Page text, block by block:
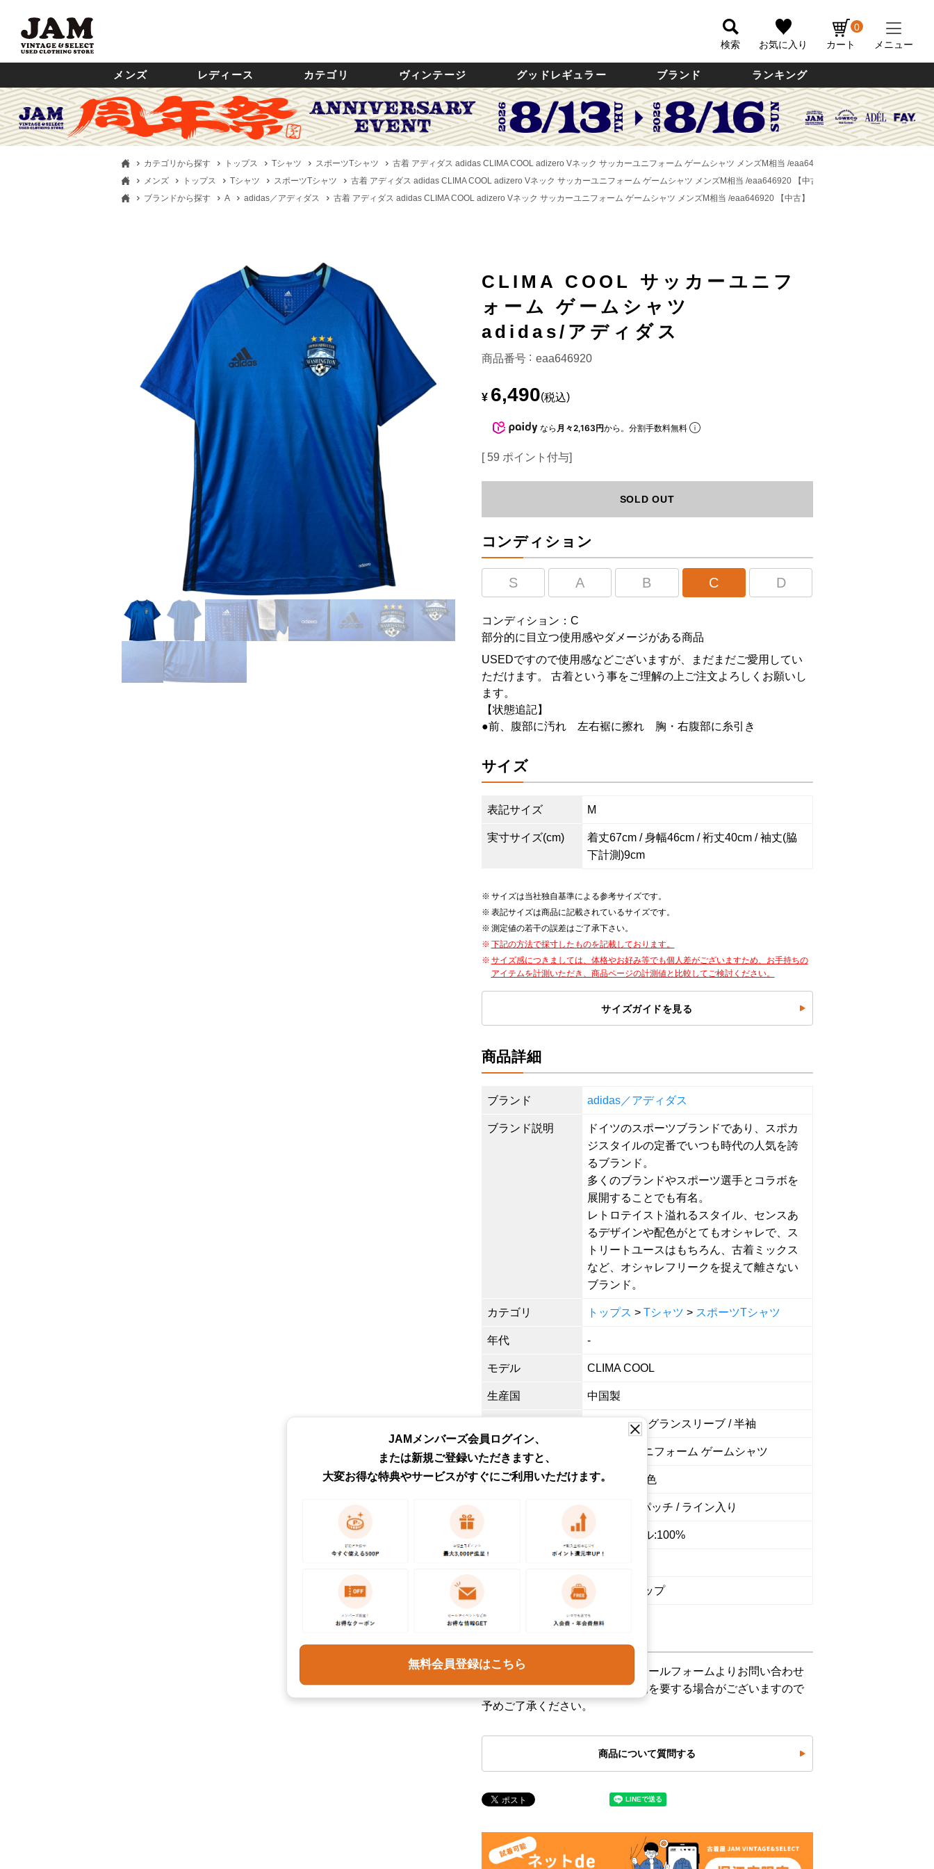
検索 お気に入り カート
0
メニュー
メンズ レディース カテゴリ ヴィンテージ グッドレギュラー ブランド ランキング
カテゴリから探す トップス Tシャツ スポーツTシャツ 古着 アディダス adidas CLIMA COOL adizero Vネック サッカーユニフォーム ゲームシャツ メンズM相当 /eaa646920 【中古】
メンズ
トップス Tシャツ スポーツTシャツ 古着 アディダス adidas CLIMA COOL adizero Vネック サッカーユニフォーム ゲームシャツ メンズM相当 /eaa646920 【中古】
ブランドから探す
A adidas／アディダス 古着 アディダス adidas CLIMA COOL adizero Vネック サッカーユニフォーム ゲームシャツ メンズM相当 /eaa646920 【中古】
CLIMA COOL サッカーユニフ
ォーム ゲームシャツ
adidas/アディダス
商品番号 eaa646920
¥ 6,490 税込
なら 月々2,163円から。分割手数料無料
[ 59 ポイント付与]
SOLD OUT
コンディション
S A B C D
コンディション：C
部分的に目立つ使用感やダメージがある商品
USEDですので使用感などございますが、まだまだご愛用してい
ただけます。 古着という事をご理解の上ご注文よろしくお願いし
ます。
【状態追記】
●前、腹部に汚れ 左右裾に擦れ 胸・右腹部に糸引き
サイズ
表記サイズ M
実寸サイズ(cm)
着丈67cm / 身幅46cm / 裄丈40cm / 袖丈(脇
下計測)9cm
サイズは当社独自基準による参考サイズです。
表記サイズは商品に記載されているサイズです。
測定値の若干の誤差はご了承下さい。
下記の方法で採寸したものを記載しております。
サイズ感につきましては、体格やお好み等でも個人差がございますため、お手持ちの
アイテムを計測いただき、商品ページの計測値と比較してご検討ください。
サイズガイドを見る
商品詳細
ブランド adidas／アディダス
ブランド説明
ドイツのスポーツブランドであり、スポカ
ジスタイルの定番でいつも時代の人気を誇
るブランド。
多くのブランドやスポーツ選手とコラボを
展開することでも有名。
レトロテイスト溢れるスタイル、センスあ
るデザインや配色がとてもオシャレで、ス
トリートユースはもちろん、古着ミックス
など、オシャレフリークを捉えて離さない
ブランド。
カテゴリ トップス > Tシャツ > スポーツTシャツ
年代 -
モデル CLIMA COOL
生産国 中国製
Vネック / ラグランスリーブ / 半袖
形状 サッカーユニフォーム ゲームシャツ
色 ブルー系 青色
プリント / パッチ / ライン入り
ポリエステル:100%
ネットショップ
この商品に関するご質問は下記メールフォームよりお問い合わせ
ください。各種ご対応にはお時間を要する場合がございますので
予めご了承ください。
商品について質問する
JAMメンバーズ会員ログイン、
または新規ご登録いただきますと、
大変お得な特典やサービスがすぐにご利用いただけます。
無料会員登録はこちら